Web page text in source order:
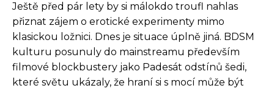
Ještě před pár lety by si málokdo troufl nahlas
přiznat zájem o erotické experimenty mimo
klasickou ložnici. Dnes je situace úplně jiná. BDSM
kulturu posunuly do mainstreamu především
filmové blockbustery jako Padesát odstínů šedi,
které světu ukázaly, že hraní si s mocí může být